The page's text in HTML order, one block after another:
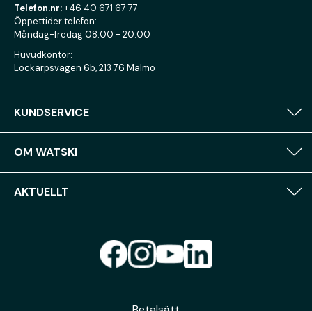
Telefon.nr:+46 40 671 67 77
Öppettider telefon:
Måndag-fredag 08:00 - 20:00
Huvudkontor:
Lockarpsvägen 6b, 213 76 Malmö
KUNDSERVICE
OM WATSKI
AKTUELLT